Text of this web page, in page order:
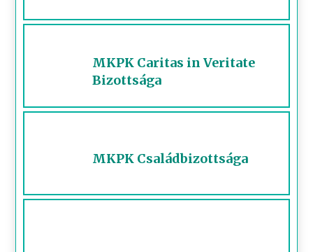
MKPK Caritas in Veritate
Bizottsága
MKPK Családbizottsága